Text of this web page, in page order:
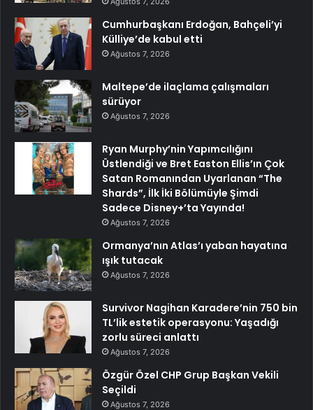
Cumhurbaşkanı Erdoğan, Bahçeli’yi
Külliye’de kabul etti
Ağustos 7, 2026
Maltepe’de ilaçlama çalışmaları
sürüyor
Ağustos 7, 2026
Ryan Murphy’nin Yapımcılığını
Üstlendiği ve Bret Easton Ellis’ın Çok
Satan Romanından Uyarlanan “The
Shards”, İlk İki Bölümüyle Şimdi
Sadece Disney+’ta Yayında!
Ağustos 7, 2026
Ormanya’nın Atlas’ı yaban hayatına
ışık tutacak
Ağustos 7, 2026
Survivor Nagihan Karadere’nin 750 bin
TL’lik estetik operasyonu: Yaşadığı
zorlu süreci anlattı
Ağustos 7, 2026
Özgür Özel CHP Grup Başkan Vekili
Seçildi
Ağustos 7, 2026